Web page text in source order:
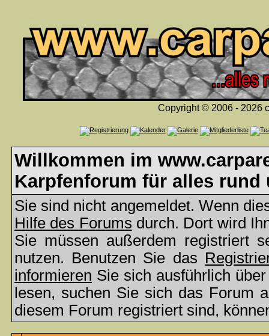
Copyright © 2006 - 2026
Willkommen im
Karpfenforum für alles rund
Sie sind nicht angemeldet. Wenn
Hilfe des Forums durch. Dort wird
Sie müssen außerdem registriert
nutzen. Benutzen Sie das
informieren Sie sich ausführlich
lesen, suchen Sie sich das Forum
diesem Forum registriert sind,